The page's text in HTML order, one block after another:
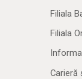
Filiala
Filiala
Carieră